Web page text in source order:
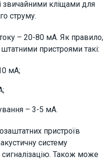
звичайними кліщами для
струму.
– 20-80 мА. Як правило,
пристроями такі:
мА;
– 3-5 мА.
пристроїв
систему
сигналізацію. Також може